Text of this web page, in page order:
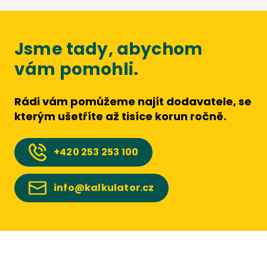
Jsme tady, abychom
vám pomohli.
Rádi vám pomůžeme najít dodavatele, se
kterým ušetříte až tisíce korun ročně.
+420 253 253 100
info@kalkulator.cz